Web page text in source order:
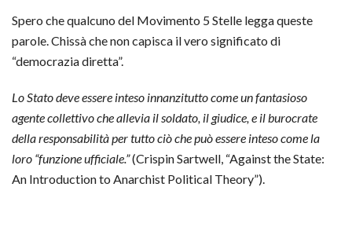
Spero che qualcuno del Movimento 5 Stelle legga queste
parole. Chissà che non capisca il vero significato di
“democrazia diretta”.
Lo Stato deve essere inteso innanzitutto come un fantasioso
agente collettivo che allevia il soldato, il giudice, e il burocrate
della responsabilità per tutto ciò che può essere inteso come la
loro “funzione ufficiale.”(Crispin Sartwell, “Against the State:
An Introduction to Anarchist Political Theory”).